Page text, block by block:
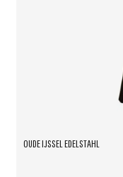
OUDE IJSSEL EDELSTAHL